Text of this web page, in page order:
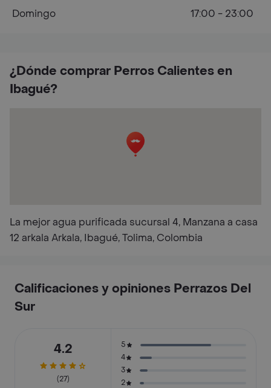
¿Dónde comprar Perros Calientes en
Ibagué?
La mejor agua purificada sucursal 4, Manzana a casa
12 arkala Arkala, Ibagué, Tolima, Colombia
Domingo
17:00 - 23:00
Calificaciones y opiniones Perrazos Del
Sur
4.2
(27)
5
4
3
2